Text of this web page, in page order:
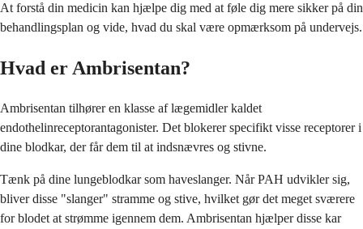
At forstå din medicin kan hjælpe dig med at føle dig mere sikker på din
behandlingsplan og vide, hvad du skal være opmærksom på undervejs.
Hvad er Ambrisentan?
Ambrisentan tilhører en klasse af lægemidler kaldet
endothelinreceptorantagonister. Det blokerer specifikt visse receptorer i
dine blodkar, der får dem til at indsnævres og stivne.
Tænk på dine lungeblodkar som haveslanger. Når PAH udvikler sig,
bliver disse "slanger" stramme og stive, hvilket gør det meget sværere
for blodet at strømme igennem dem. Ambrisentan hjælper disse kar